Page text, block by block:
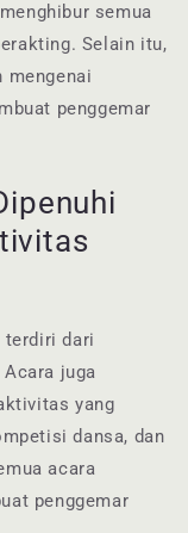
semua
Selain itu,
mengenai
penggemar
terdiri dari
juga
yang
dansa, dan
acara
penggemar